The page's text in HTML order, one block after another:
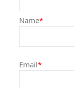
Name*
Email*